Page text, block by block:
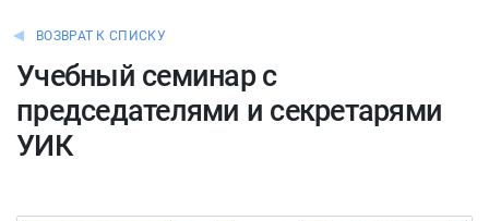
ВОЗВРАТ К СПИСКУ
Учебный семинар с
председателями и секретарями
УИК